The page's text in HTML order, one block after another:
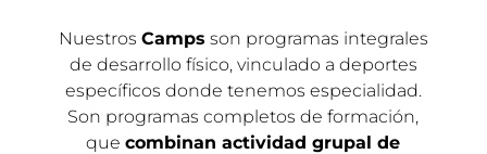
Nuestros Camps son programas integrales
de desarrollo físico, vinculado a deportes
específicos donde tenemos especialidad.
Son programas completos de formación,
quecombinan actividad grupal de